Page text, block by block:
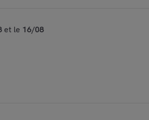
et le 16/08